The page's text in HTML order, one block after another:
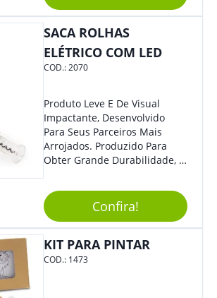
De Personalizá-Lo
Especialmente Com Sua
Marca.
SACA ROLHAS
ELÉTRICO COM LED
COD.:2070
Produto Leve E De Visual
Impactante, Desenvolvido
Para Seus Parceiros Mais
Arrojados. Produzido Para
Obter Grande Durabilidade, É
Sua Marca De Forma Estilosa,
Agregando Valor Para Sua
Empresa Em Eventos.
Confira!
KIT PARA PINTAR
COD.: 1473